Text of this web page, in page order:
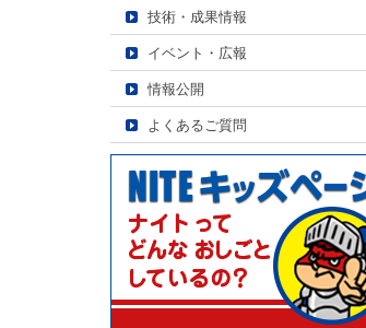
技術・成果情報
イベント・広報
情報公開
よくあるご質問